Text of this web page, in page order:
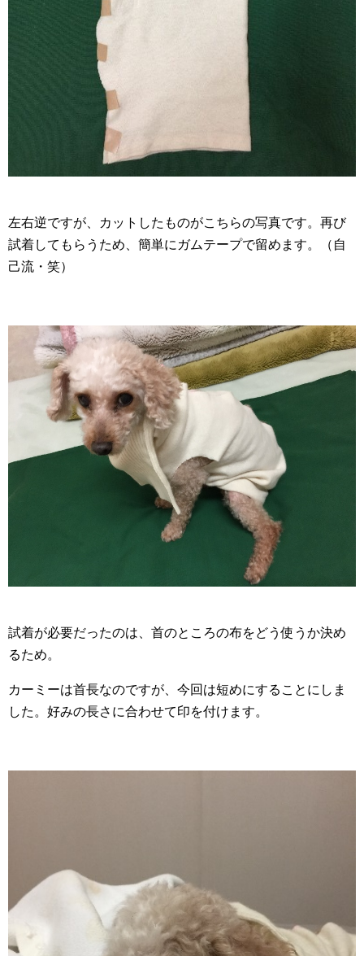
左右逆ですが、カットしたものがこちらの写真です。再び
試着してもらうため、簡単にガムテープで留めます。（自
己流・笑）
試着が必要だったのは、首のところの布をどう使うか決め
るため。
カーミーは首長なのですが、今回は短めにすることにしま
した。好みの長さに合わせて印を付けます。